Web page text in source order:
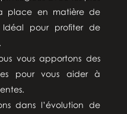
place en matière de
Idéal pour profiter de
vous apportons des
pour vous aider à
dans l’évolution de